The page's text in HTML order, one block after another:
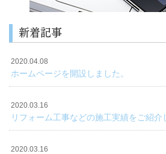
新着記事
2020.04.08
ホームページを開設しました。
2020.03.16
リフォーム工事などの施工実績をご紹介
2020.03.16